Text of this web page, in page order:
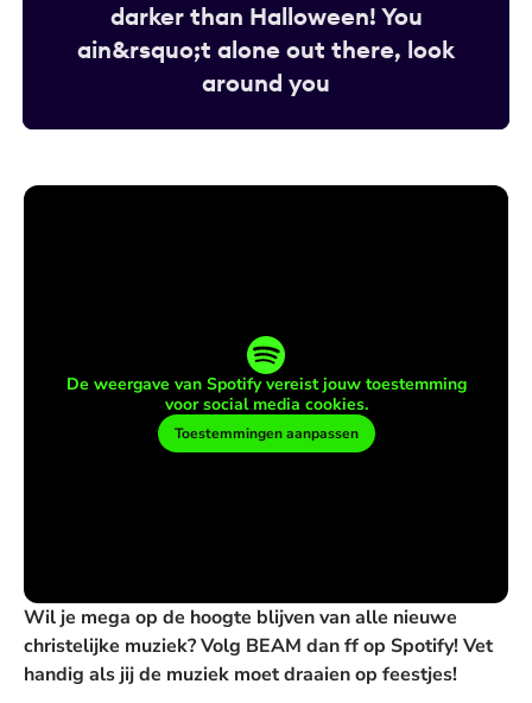
darker than Halloween! You
ain&rsquo;t alone out there, look
around you
De weergave van Spotify vereist jouw toestemming
voor social media cookies.
Toestemmingen aanpassen
Wil je mega op de hoogte blijven van alle nieuwe
christelijke muziek? Volg BEAM dan ff op Spotify! Vet
handig als jij de muziek moet draaien op feestjes!